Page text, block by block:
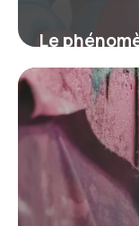
Le
street art
15 juin 2026